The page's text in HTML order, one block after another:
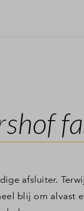
afsluiter.
blij om alvast